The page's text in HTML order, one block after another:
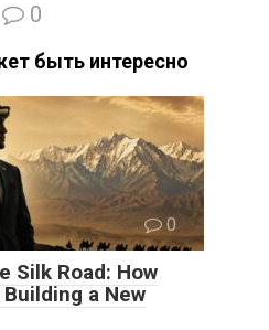
0
быть интересно
0
Silk Road: How
a New